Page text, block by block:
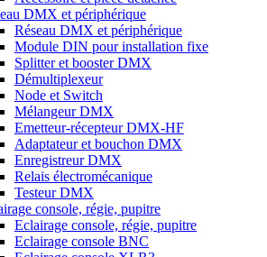
DMX et périphérique
Réseau DMX et périphérique
Module DIN pour installation fixe
Splitter et booster DMX
Démultiplexeur
Node et Switch
Mélangeur DMX
Emetteur-récepteur DMX-HF
Adaptateur et bouchon DMX
Enregistreur DMX
Relais électromécanique
Testeur DMX
console, régie, pupitre
Eclairage console, régie, pupitre
Eclairage console BNC